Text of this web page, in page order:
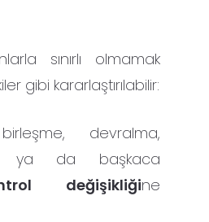
sınırlı olmamak
gibi kararlaştırılabilir:
devralma,
ya da başkaca
değişikliğine